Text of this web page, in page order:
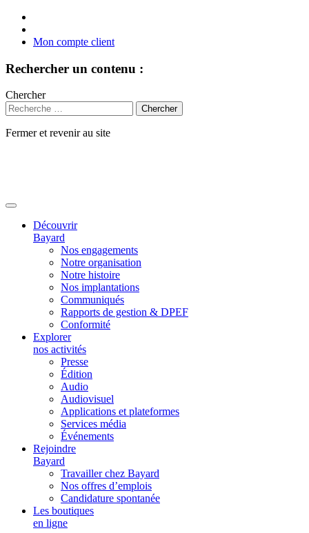
Mon compte client
Rechercher un contenu :
Chercher
Fermer et revenir au site
Découvrir
Bayard
Nos engagements
Notre organisation
Notre histoire
Nos implantations
Communiqués
Rapports de gestion & DPEF
Conformité
Explorer
nos activités
Presse
Édition
Audio
Audiovisuel
Applications et plateformes
Services média
Événements
Rejoindre
Bayard
Travailler chez Bayard
Nos offres d’emplois
Candidature spontanée
Les boutiques
en ligne